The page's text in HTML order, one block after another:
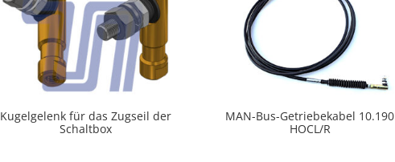
Kugelgelenk für das Zugseil der
Schaltbox
MAN-Bus-Getriebekabel 10.190
HOCL/R